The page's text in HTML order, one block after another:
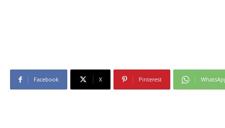
Facebook X Pinterest